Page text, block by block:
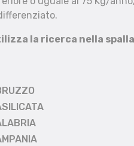
la ricerca nella